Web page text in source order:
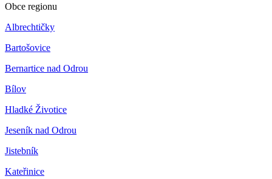
Obce regionu
Albrechtičky
Bartošovice
Bernartice nad Odrou
Bílov
Hladké Životice
Jeseník nad Odrou
Jistebník
Kateřinice